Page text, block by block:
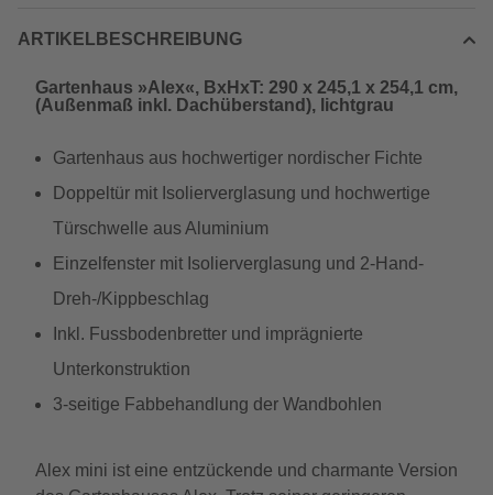
ARTIKELBESCHREIBUNG
Gartenhaus »Alex«, BxHxT: 290 x 245,1 x 254,1 cm,
(Außenmaß inkl. Dachüberstand), lichtgrau
Gartenhaus aus hochwertiger nordischer Fichte
Doppeltür mit Isolierverglasung und hochwertige
Türschwelle aus Aluminium
Einzelfenster mit Isolierverglasung und 2-Hand-
Dreh-/Kippbeschlag
Inkl. Fussbodenbretter und imprägnierte
Unterkonstruktion
3-seitige Fabbehandlung der Wandbohlen
Alex mini ist eine entzückende und charmante Version